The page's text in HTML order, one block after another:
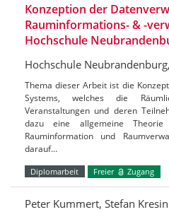
Konzeption der
Rauminformations- & -
Hochschule
Hochschule
Thema dieser Arbeit ist die
Systems, welches die
Veranstaltungen und deren
dazu eine allgemeine
Rauminformation und
darauf…
Diplomarbeit Freier Zugang
Peter Kummert, Stefan Kresin